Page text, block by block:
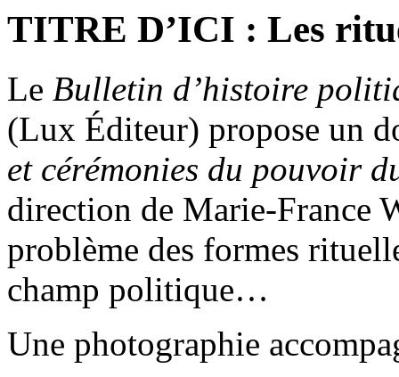
TITRE D’ICI : Les
Le Bulletin d’histoire
(Lux Éditeur) propose un
et cérémonies du pouvoir
direction de Marie-France
problème des formes
champ politique…
Une photographie